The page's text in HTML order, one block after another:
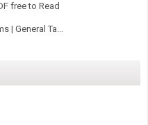
free to Read
| General Ta...